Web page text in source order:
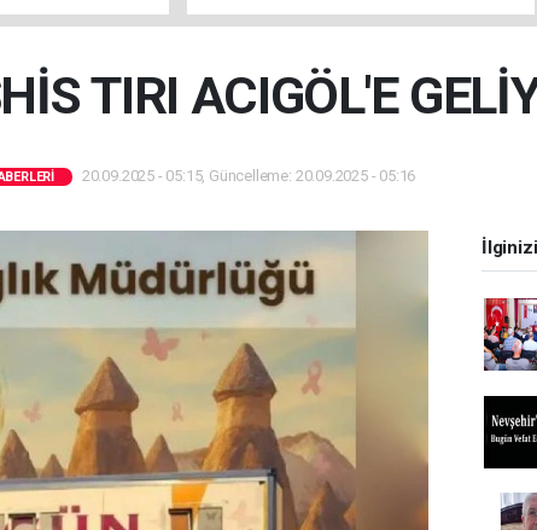
TIRI ACIGÖL'E
20.09.2025 - 05:15, Güncelleme: 20.09.2025 - 05:16